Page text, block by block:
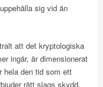
sig vid än
att det kryptologiska
ingår, är dimensionerat
hela den tid som ett
rätt slags skydd.